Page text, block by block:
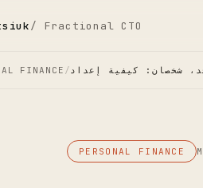
/ Fractional CTO
FINANCE /
PERSONAL FINANCE